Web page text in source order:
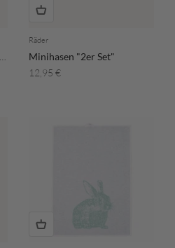
Räder
Minihasen "2er Set"
Angebot
12,95 €